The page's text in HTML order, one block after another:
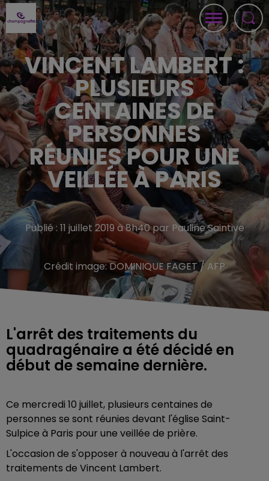
VINCENT LAMBERT :
PLUSIEURS
CENTAINES DE
PERSONNES
RÉUNIES POUR UNE
VEILLÉE À PARIS
Publié : 11 juillet 2019 à 8h40 par Pauline Saintive
Crédit image:DOMINIQUE FAGET / AFP
L'arrêt des traitements du
quadragénaire a été décidé en
début de semaine dernière.
Ce mercredi 10 juillet, plusieurs centaines de
personnes se sont réunies devant l'église Saint-
Sulpice à Paris pour une veillée de prière.
L'occasion de s'opposer à nouveau à l'arrêt des
traitements de Vincent Lambert.